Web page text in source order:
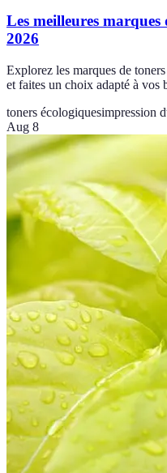
Les meilleures marques
2026
Explorez les marques de
et faites un choix adapté à vos
toners écologiquesimpression
Aug 8